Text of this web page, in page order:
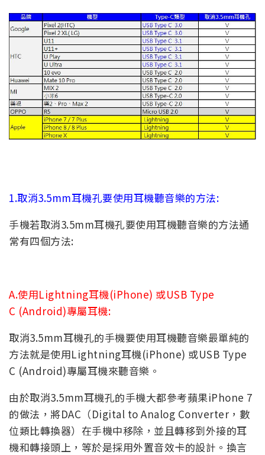
1.取消3.5mm耳機孔要使用耳機聽音樂的方法:
手機若取消3.5mm耳機孔要使用耳機聽音樂的方法通
常有四個方法:
A.使用Lightning耳機(iPhone) 或USB Type
C (Android)專屬耳機:
取消3.5mm耳機孔的手機要使用耳機聽音樂最單純的
方法就是使用Lightning耳機(iPhone) 或USB Type
C (Android)專屬耳機來聽音樂。
由於取消3.5mm耳機孔的手機大都參考蘋果iPhone 7
的做法，將DAC（Digital to Analog Converter，數
位類比轉換器）在手機中移除，並且轉移到外接的耳
機和轉接頭上，等於是採用外置音效卡的設計。換言